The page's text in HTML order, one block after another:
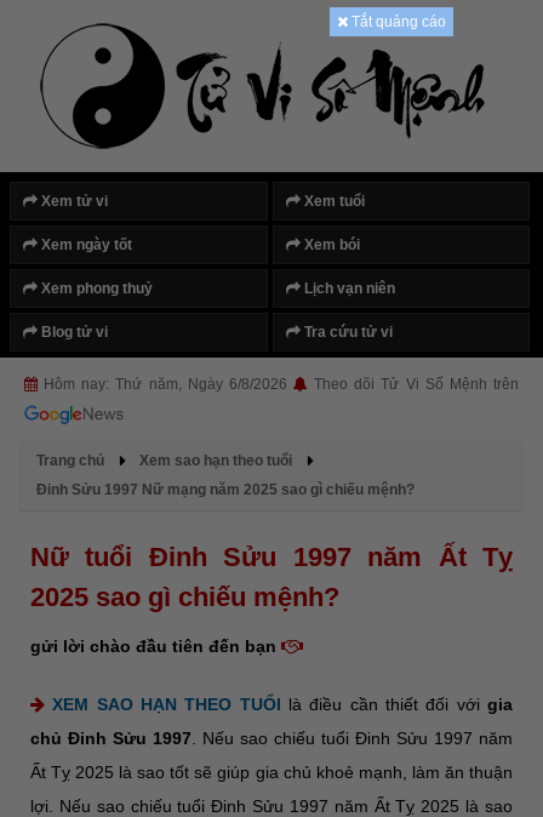
Xem tử vi Xem tuổi
Xem ngày tốt Xem bói
Xem phong thuỷ Lịch vạn niên
Blog tử vi Tra cứu tử vi
Hôm nay: Thứ năm, Ngày 6/8/2026 Theo dõi Tử Vi Số Mệnh trên
Tắt quảng cáo
Trang chủ
Xem sao hạn theo tuổi
Đinh Sửu 1997 Nữ mạng năm 2025 sao gì chiếu mệnh?
Nữ tuổi Đinh Sửu 1997 năm Ất Tỵ
2025 sao gì chiếu mệnh?
gửi lời chào đầu tiên đến bạn
XEM SAO HẠN THEO TUỔI là điều cần thiết đối vớigia
chủ Đinh Sửu 1997 . Nếu sao chiếu tuổi Đinh Sửu 1997 năm
Ất Tỵ 2025 là sao tốt sẽ giúp gia chủ khoẻ mạnh, làm ăn thuận
lợi. Nếu sao chiếu tuổi Đinh Sửu 1997 năm Ất Tỵ 2025 là sao